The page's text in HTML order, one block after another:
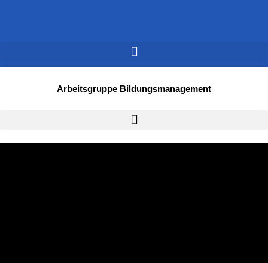
Arbeitsgruppe Bildungsmanagement